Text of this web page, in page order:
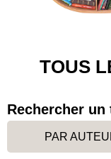
TOUS
Rechercher un
PAR